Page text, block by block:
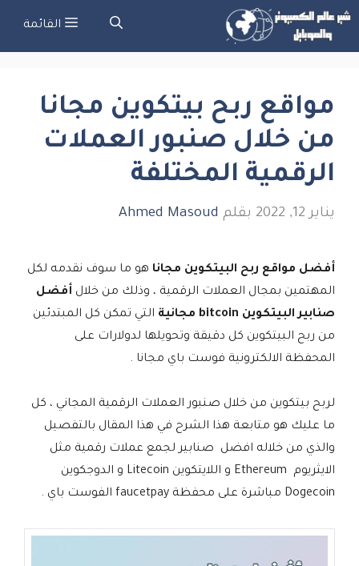
القائمة
مواقع ربح بيتكوين مجانا
من خلال صنبور العملات
الرقمية المختلفة
يناير 12, 2022 بقلمAhmed Masoud
أفضل مواقع ربح البيتكوين مجاناهو ما سوف نقدمه لكل
المهتمين بمجال العملات الرقمية ، وذلك من خلالأفضل
صنابير البيتكوين bitcoin مجانية
التي تمكن كل المبتدئين
من ربح البيتكوين كل دقيقة وتحويلها لدولارات على
المحفظة الالكترونية فوست باي مجانا .
لربح بيتكوين من خلال صنبور العملات الرقمية المجاني ، كل
ما عليك هو متابعة هذا الشرح في هذا المقال بالتفصيل
والذي من خلاله افضل صنابير لجمع عملات رقمية مثل
الايثريوم Ethereum و اللايتكوين Litecoin و الدوجكوين
Dogecoin مباشرة على محفظة faucetpay الفوست باي .